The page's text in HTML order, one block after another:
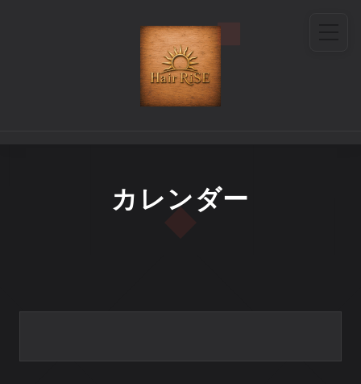
カレンダー